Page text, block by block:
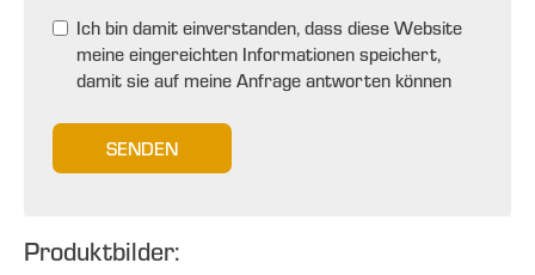
Ich bin damit einverstanden, dass diese Website
meine eingereichten Informationen speichert,
damit sie auf meine Anfrage antworten können
SENDEN
Produktbilder: